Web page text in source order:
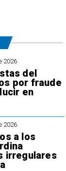
2026
del
por fraude
en
2026
a los
irregulares